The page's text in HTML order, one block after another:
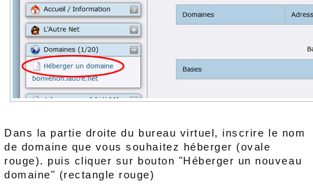
Dans la partie droite du bureau virtuel, inscrire le nom
de domaine que vous souhaitez héberger (ovale
rouge). puis cliquer sur bouton "Héberger un nouveau
domaine" (rectangle rouge)